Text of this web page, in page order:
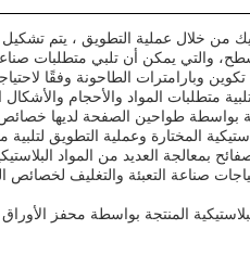
من خلال عملية التطويق ، يتم
والتي يمكن أن تلبي متطلبات صناعة
وبارامترات الطاحونة وفقًا
متطلبات المواد والأحجام والأشكال
بواسطة طواحين الصفحة لديها
المختارة وعملية التطويق
بمعالجة العديد من المواد
صناعة التعبئة والتغليف لخصائص
المنتجة بواسطة محفز